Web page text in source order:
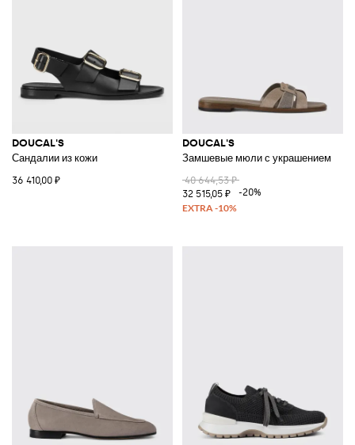
DOUCAL'S
Сандалии из кожи
36 410,00 ₽
DOUCAL'S
Замшевые мюли с украшением
40 644,53 ₽
32 515,05 ₽
-20%